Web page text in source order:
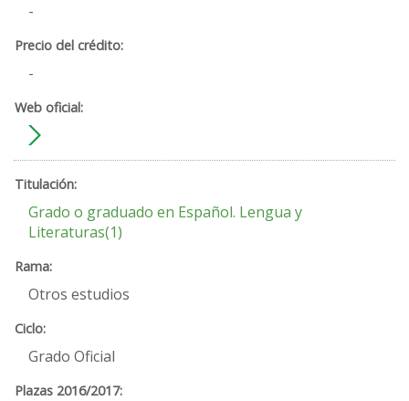
-
-
Grado o graduado en Español. Lengua y
Literaturas(1)
Otros estudios
Grado Oficial